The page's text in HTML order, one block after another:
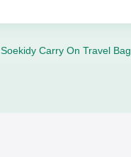
Soekidy Carry On Travel Bag